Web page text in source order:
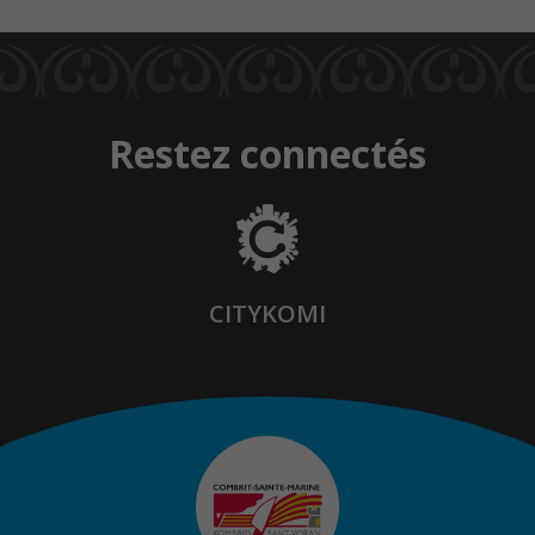
Restez connectés
CITYKOMI